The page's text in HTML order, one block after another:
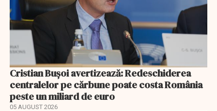
Cristian Bușoi avertizează: Redeschiderea
centralelor pe cărbune poate costa România
peste un miliard de euro
05 AUGUST 2026